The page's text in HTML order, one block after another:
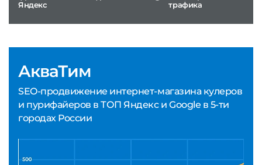
АкваТим
SEO-продвижение интернет-магазина кулеров
и пурифайеров в ТОП Яндекс и Google в 5-ти
городах России
Яндекс
трафика